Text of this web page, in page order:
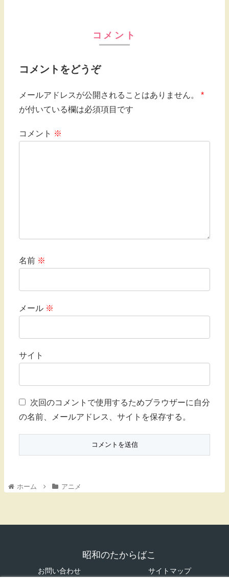
コメント
コメントをどうぞ
メールアドレスが公開されることはありません。
*
が付いている欄は必須項目です
コメント ※
名前 ※
メール ※
サイト
次回のコメントで使用するためブラウザーに自分
の名前、メールアドレス、サイトを保存する。
ホーム アニメ
昭和のたからばこ
お問い合わせ サイトマップ